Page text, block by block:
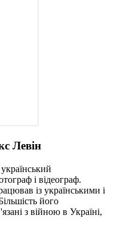
Левін
і відеограф.
із українськими і
його
з війною в Україні,